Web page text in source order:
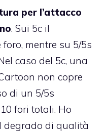
per l’attacco
. Sui 5c il
mentre su 5/5s
caso del 5c, una
non copre
di un 5/5s
fori totali. Ho
degrado di qualità